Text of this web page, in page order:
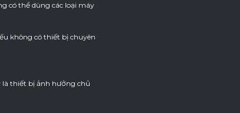
có thể dùng các loại máy
không có thiết bị chuyên
thiết bị ảnh hưởng chủ